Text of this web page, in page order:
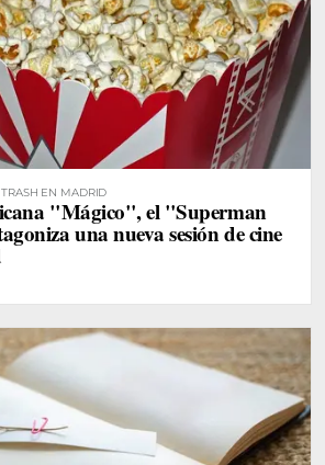
EN MADRID
"Mágico", el "Superman
una nueva sesión de cine